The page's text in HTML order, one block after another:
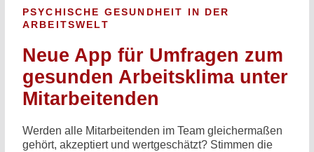
PSYCHISCHE GESUNDHEIT IN DER
ARBEITSWELT
Neue App für Umfragen zum
gesunden Arbeitsklima unter
Mitarbeitenden
Werden alle Mitarbeitenden im Team gleicher­maßen
gehört, akzeptiert und wert­geschätzt? Stimmen die